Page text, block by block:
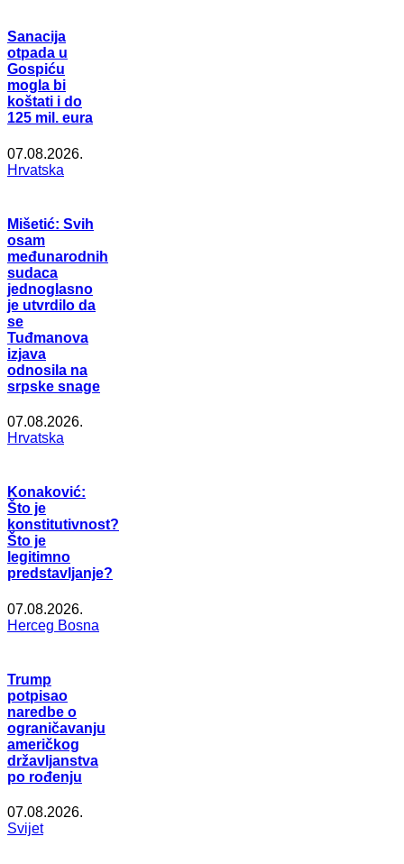
Sanacija
otpada u
Gospiću
mogla bi
koštati i do
125 mil. eura
07.08.2026.
Hrvatska
Mišetić: Svih
osam
međunarodnih
sudaca
jednoglasno
je utvrdilo da
se
Tuđmanova
izjava
odnosila na
srpske snage
07.08.2026.
Hrvatska
Konaković:
Što je
konstitutivnost?
Što je
legitimno
predstavljanje?
07.08.2026.
Herceg Bosna
Trump
potpisao
naredbe o
ograničavanju
američkog
državljanstva
po rođenju
07.08.2026.
Svijet